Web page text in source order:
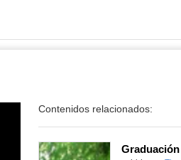
Contenidos relacionados: